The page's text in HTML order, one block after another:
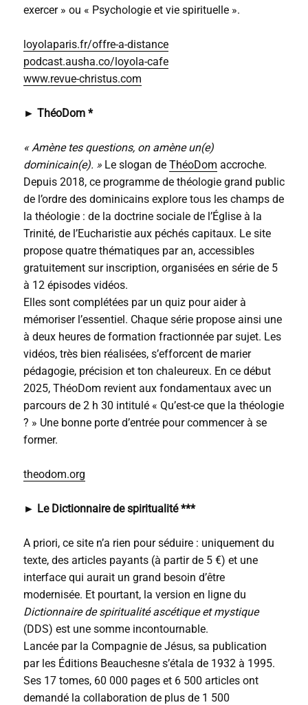
exercer » ou « Psychologie et vie spirituelle ».
loyolaparis.fr/offre-a-distance
podcast.ausha.co/loyola-cafe
www.revue-christus.com
► ThéoDom *
« Amène tes questions, on amène un(e)
dominicain(e). »Le slogan de ThéoDom accroche.
Depuis 2018, ce programme de théologie grand public
de l’ordre des dominicains explore tous les champs de
la théologie : de la doctrine sociale de l’Église à la
Trinité, de l’Eucharistie aux péchés capitaux. Le site
propose quatre thématiques par an, accessibles
gratuitement sur inscription, organisées en série de 5
à 12 épisodes vidéos.
Elles sont complétées par un quiz pour aider à
mémoriser l’essentiel. Chaque série propose ainsi une
à deux heures de formation fractionnée par sujet. Les
vidéos, très bien réalisées, s’efforcent de marier
pédagogie, précision et ton chaleureux. En ce début
2025, ThéoDom revient aux fondamentaux avec un
parcours de 2 h 30 intitulé « Qu’est-ce que la théologie
? » Une bonne porte d’entrée pour commencer à se
former.
theodom.org
► Le Dictionnaire de spiritualité ***
A priori, ce site n’a rien pour séduire : uniquement du
texte, des articles payants (à partir de 5 €) et une
interface qui aurait un grand besoin d’être
modernisée. Et pourtant, la version en ligne du
Dictionnaire de spiritualité ascétique et mystique
(DDS) est une somme incontournable.
Lancée par la Compagnie de Jésus, sa publication
par les Éditions Beauchesne s’étala de 1932 à 1995.
Ses 17 tomes, 60 000 pages et 6 500 articles ont
demandé la collaboration de plus de 1 500